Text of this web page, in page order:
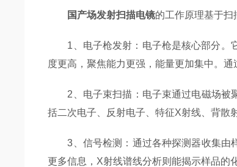
国产场发射扫描电镜的工作原理基于扫
1、电子枪发射：电子枪是核心部分。它
度更高，聚焦能力更强，能量更加集中。
2、电子束扫描：电子束通过电磁场被聚
括二次电子、反射电子、特征X射线、背散
3、信号检测：通过各种探测器收集由样
更多信息，X射线谱线分析则能揭示样品的